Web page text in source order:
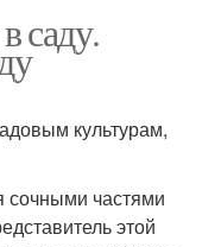
саду.
культурам,
сочными частями
этой